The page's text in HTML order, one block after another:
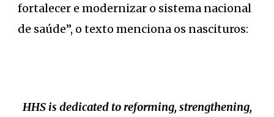
fortalecer e modernizar o sistema nacional
de saúde”, o texto menciona os nascituros:
HHS is dedicated to reforming, strengthening,